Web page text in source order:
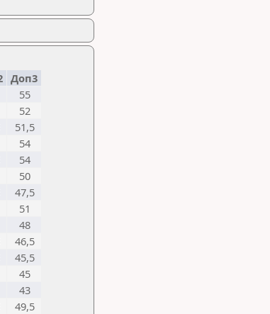
Доп3
55
52
51,5
54
54
50
47,5
51
48
46,5
45,5
45
43
49,5